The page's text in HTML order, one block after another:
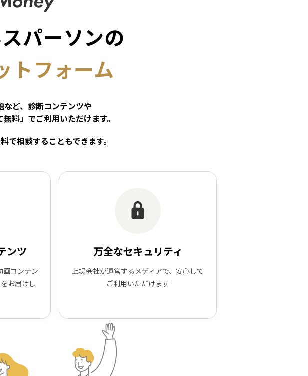
パーソンの
トフォーム
ど、診断コンテンツや
料」でご利用いただけます。
で相談することもできます。
ンツ
画コンテン
お届けし
万全なセキュリティ
上場会社が運営するメディアで、安心して
ご利用いただけます